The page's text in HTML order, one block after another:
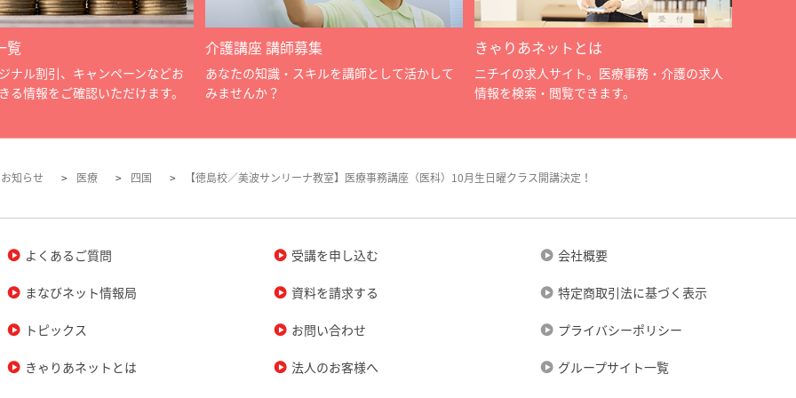
覧
ナル割引、キャンペーンなどお
る情報をご確認いただけます。
介護講座 講師募集
あなたの知識・スキルを講師として活かして
みませんか？
きゃりあネットとは
ニチイの求人サイト。医療事務・介護の求人
情報を検索・閲覧できます。
知らせ 医療 四国 【徳島校／美波サンリーナ教室】医療事務講座（医科）10月生日曜クラス開講決定！
よくあるご質問
まなびネット情報局
トピックス
きゃりあネットとは
受講を申し込む
資料を請求する
お問い合わせ
法人のお客様へ
会社概要
特定商取引法に基づく表示
プライバシーポリシー
グループサイト一覧